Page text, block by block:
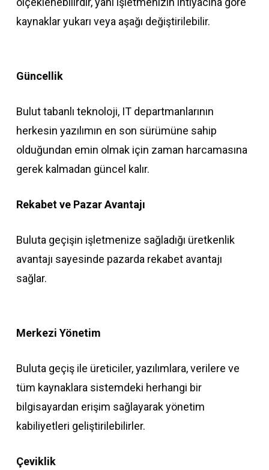
kaynaklar yukarı veya aşağı değiştirilebilir.
Güncellik
Bulut tabanlı teknoloji, IT departmanlarının
herkesin yazılımın en son sürümüne sahip
olduğundan emin olmak için zaman harcamasına
gerek kalmadan güncel kalır.
Rekabet ve Pazar Avantajı
Buluta geçişin işletmenize sağladığı üretkenlik
avantajı sayesinde pazarda rekabet avantajı
sağlar.
Merkezi Yönetim
Buluta geçiş ile üreticiler, yazılımlara, verilere ve
tüm kaynaklara sistemdeki herhangi bir
bilgisayardan erişim sağlayarak yönetim
kabiliyetleri geliştirilebilirler.
Çeviklik